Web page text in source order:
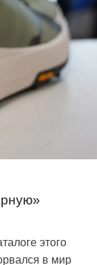
этого
в мир